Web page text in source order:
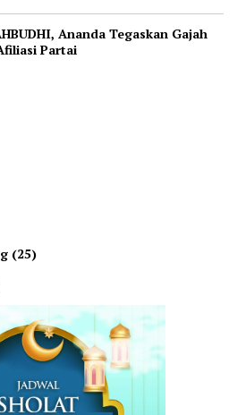
Ananda Tegaskan Gajah
Partai
(25)